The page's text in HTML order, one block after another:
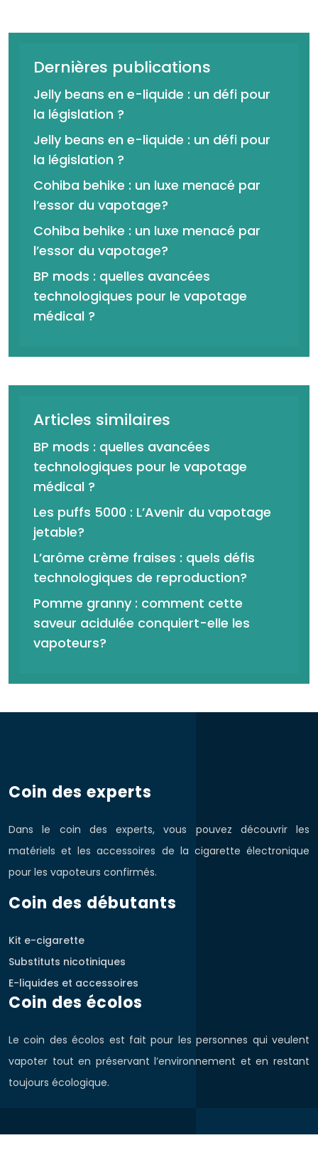
Dernières publications
Jelly beans en e-liquide : un défi pour
la législation ?
Jelly beans en e-liquide : un défi pour
la législation ?
Cohiba behike : un luxe menacé par
l’essor du vapotage?
Cohiba behike : un luxe menacé par
l’essor du vapotage?
BP mods : quelles avancées
technologiques pour le vapotage
médical ?
Articles similaires
BP mods : quelles avancées
technologiques pour le vapotage
médical ?
Les puffs 5000 : L’Avenir du vapotage
jetable?
L’arôme crème fraises : quels défis
technologiques de reproduction?
Pomme granny : comment cette
saveur acidulée conquiert-elle les
vapoteurs?
Coin des experts
Dans le coin des experts, vous pouvez découvrir les
matériels et les accessoires de la cigarette électronique
pour les vapoteurs confirmés.
Coin des débutants
Kit e-cigarette
Substituts nicotiniques
E-liquides et accessoires
Coin des écolos
Le coin des écolos est fait pour les personnes qui veulent
vapoter tout en préservant l’environnement et en restant
toujours écologique.